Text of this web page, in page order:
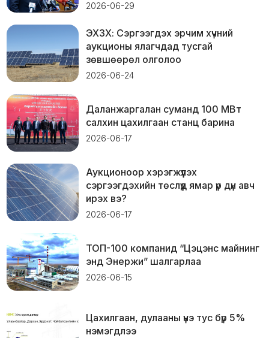
2026-06-29
ЭХЗХ: Сэргээгдэх эрчим хүчний
аукционы ялагчдад тусгай
зөвшөөрөл олголоо
2026-06-24
Даланжаргалан суманд 100 МВт
салхин цахилгаан станц барина
2026-06-17
Аукционоор хэрэгжүүлэх
сэргээгдэхийн төслүүд ямар үр дүн авч
ирэх вэ?
2026-06-17
ТОП-100 компанид “Цэцэнс майнинг
энд Энержи” шалгарлаа
2026-06-15
Цахилгаан, дулааны үнэ тус бүр 5%
нэмэгдлээ